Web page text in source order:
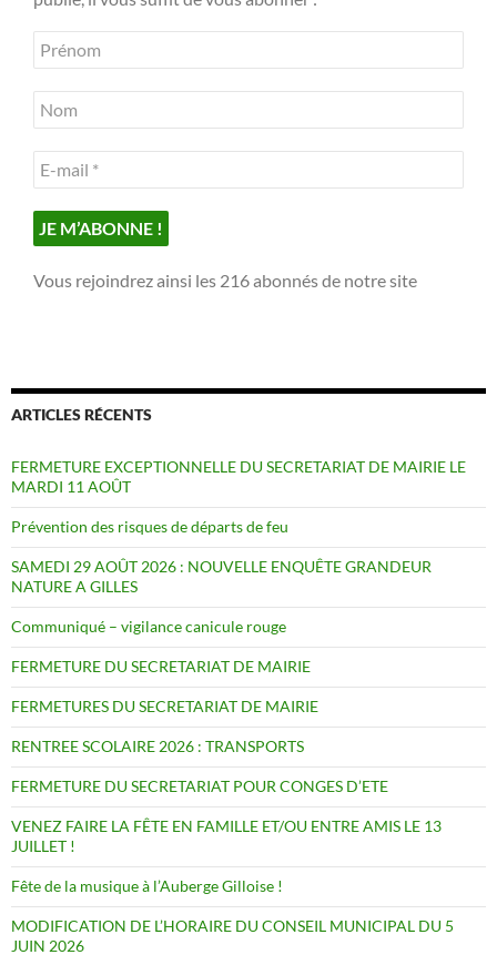
Vous rejoindrez ainsi les 216 abonnés de notre site
ARTICLES RÉCENTS
FERMETURE EXCEPTIONNELLE DU SECRETARIAT DE MAIRIE LE
MARDI 11 AOÛT
Prévention des risques de départs de feu
SAMEDI 29 AOÛT 2026 : NOUVELLE ENQUÊTE GRANDEUR
NATURE A GILLES
Communiqué – vigilance canicule rouge
FERMETURE DU SECRETARIAT DE MAIRIE
FERMETURES DU SECRETARIAT DE MAIRIE
RENTREE SCOLAIRE 2026 : TRANSPORTS
FERMETURE DU SECRETARIAT POUR CONGES D’ETE
VENEZ FAIRE LA FÊTE EN FAMILLE ET/OU ENTRE AMIS LE 13
JUILLET !
Fête de la musique à l’Auberge Gilloise !
MODIFICATION DE L’HORAIRE DU CONSEIL MUNICIPAL DU 5
JUIN 2026